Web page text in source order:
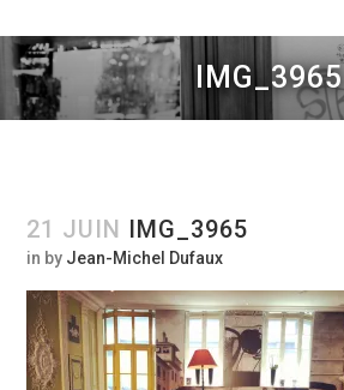
IMG_3965
21 JUIN IMG_3965
in by Jean-Michel Dufaux